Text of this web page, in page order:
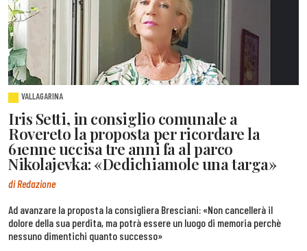
VALLAGARINA
Iris Setti, in consiglio comunale a
Rovereto la proposta per ricordare la
61enne uccisa tre anni fa al parco
Nikolajevka: «Dedichiamole una targa»
di Redazione
Ad avanzare la proposta la consigliera Bresciani: «Non cancellerà il
dolore della sua perdita, ma potrà essere un luogo di memoria perchè
nessuno dimentichi quanto successo»